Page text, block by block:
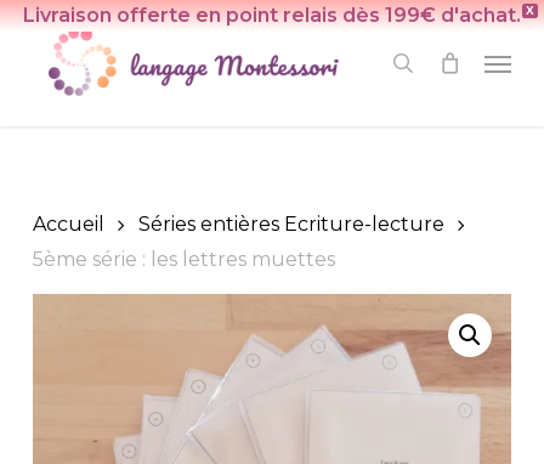
X
Livraison offerte en point relais dès 199€ d'achat.
Skip
content
search
Accueil
Séries entières Ecriture-lecture
5ème série : les lettres muettes